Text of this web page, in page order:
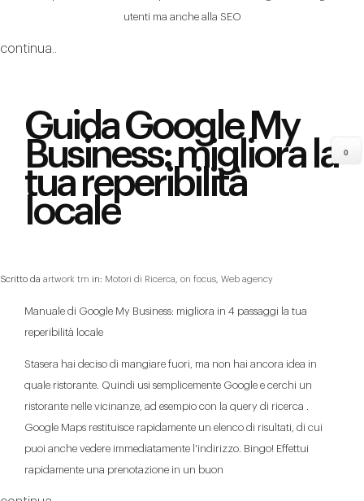
utenti ma anche alla SEO
continua..
Guida Google My
Business: migliora la
tua reperibilità
locale
Scritto da artwork tm in: Motori di Ricerca on focus Web agency
Manuale di Google My Business: migliora in 4 passaggi la tua
reperibilità locale
Stasera hai deciso di mangiare fuori, ma non hai ancora idea in
quale ristorante. Quindi usi semplicemente Google e cerchi un
ristorante nelle vicinanze, ad esempio con la query di ricerca .
Google Maps restituisce rapidamente un elenco di risultati, di cui
puoi anche vedere immediatamente l'indirizzo. Bingo! Effettui
rapidamente una prenotazione in un buon
0